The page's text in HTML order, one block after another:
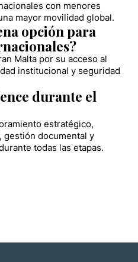
con menores
mayor movilidad global.
opción para
Malta por su acceso al
institucional y seguridad
durante el
estratégico,
gestión documental y
todas las etapas.